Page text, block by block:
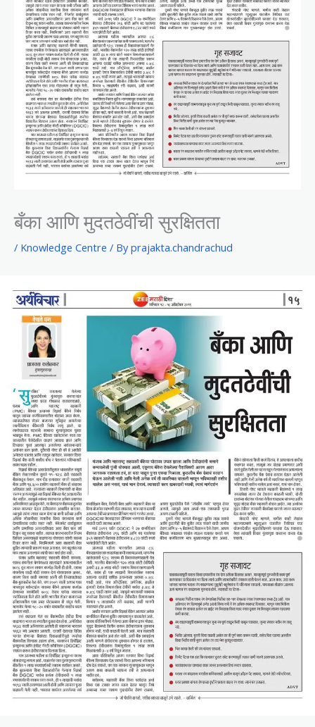
बँका आणि मुदतठेवींची सुरक्षितता
/ Knowledge Centre / Byprajakta.chandrachud